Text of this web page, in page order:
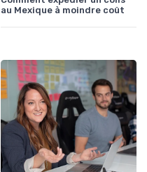
au Mexique à moindre coût